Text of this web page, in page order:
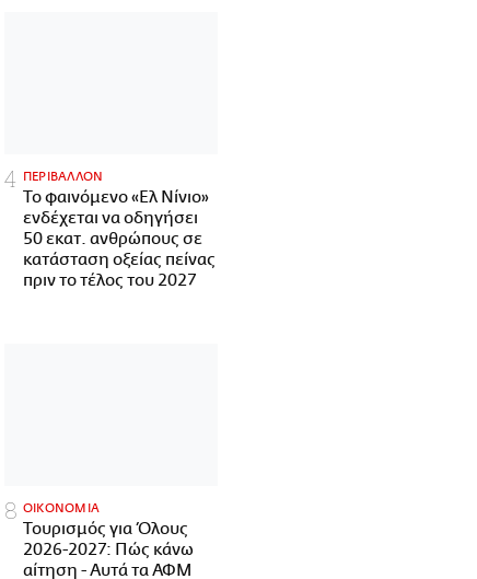
ΠΕΡΙΒΑΛΛΟΝ
Το φαινόμενο «Ελ Νίνιο»
ενδέχεται να οδηγήσει
50 εκατ. ανθρώπους σε
κατάσταση οξείας πείνας
πριν το τέλος του 2027
ΟΙΚΟΝΟΜΙΑ
Τουρισμός για Όλους
2026-2027: Πώς κάνω
αίτηση - Αυτά τα ΑΦΜ